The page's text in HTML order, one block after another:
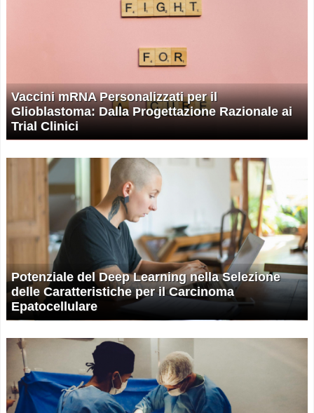
Vaccini mRNA Personalizzati per il
Glioblastoma: Dalla Progettazione Razionale ai
Trial Clinici
Potenziale del Deep Learning nella Selezione
delle Caratteristiche per il Carcinoma
Epatocellulare